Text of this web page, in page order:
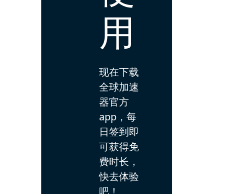
用
现在下载
全球加速
器官方
app，每
日签到即
可获得免
费时长，
快去体验
吧！